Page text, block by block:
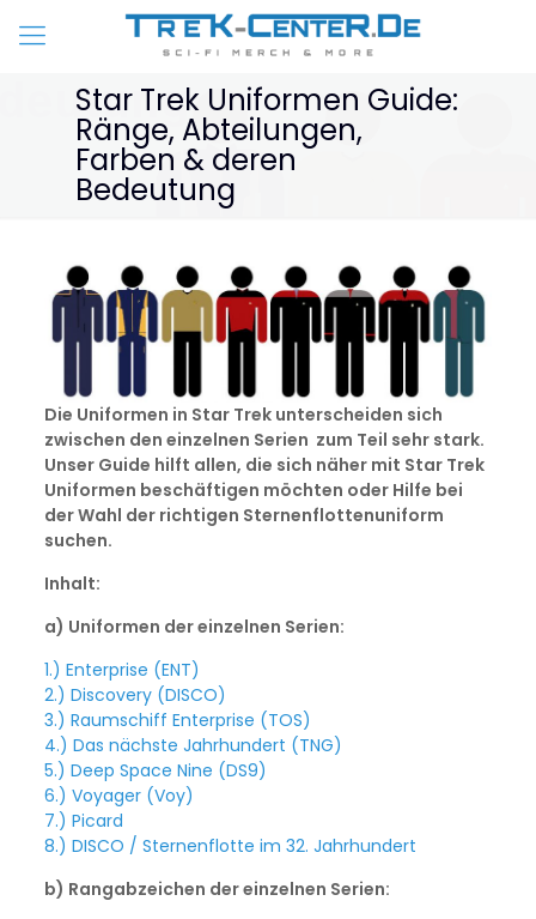
Star Trek Uniformen Guide:
Ränge, Abteilungen,
Farben & deren
Bedeutung
Die Uniformen in Star Trek unterscheiden sich
zwischen den einzelnen Serien zum Teil sehr stark.
Unser Guide hilft allen, die sich näher mit Star Trek
Uniformen beschäftigen möchten oder Hilfe bei
der Wahl der richtigen Sternenflottenuniform
suchen.
Inhalt:
a) Uniformen der einzelnen Serien:
1.) Enterprise (ENT)
2.) Discovery (DISCO)
3.) Raumschiff Enterprise (TOS)
4.) Das nächste Jahrhundert (TNG)
5.) Deep Space Nine (DS9)
6.) Voyager (Voy)
7.) Picard
8.) DISCO / Sternenflotte im 32. Jahrhundert
b) Rangabzeichen der einzelnen Serien: